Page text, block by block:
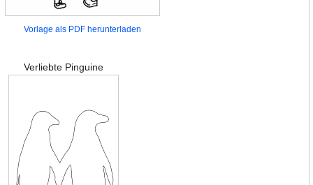
Vorlage als PDF herunterladen
Verliebte Pinguine